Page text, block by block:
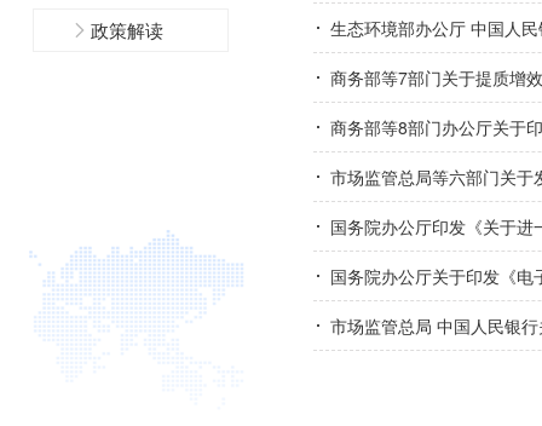
政策解读 生态环境部办公厅 中国人
商务部等7部门关于提质增
商务部等8部门办公厅关于
市场监管总局等六部门关
国务院办公厅印发《关于
国务院办公厅关于印发《
市场监管总局 中国人民银